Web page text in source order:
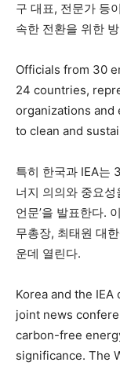
구 대표, 전문가 등
속한 전환을 위한
Officials from 30
24 countries,
organizations
to clean and
특히 한국과 IEA는
너지 의의와 중요성
언문’을 발표한다.
무총장, 최태원 대
운데 열린다.
Korea and the
joint news
carbon-free
significance. The